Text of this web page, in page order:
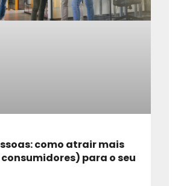
como atrair mais
para o seu